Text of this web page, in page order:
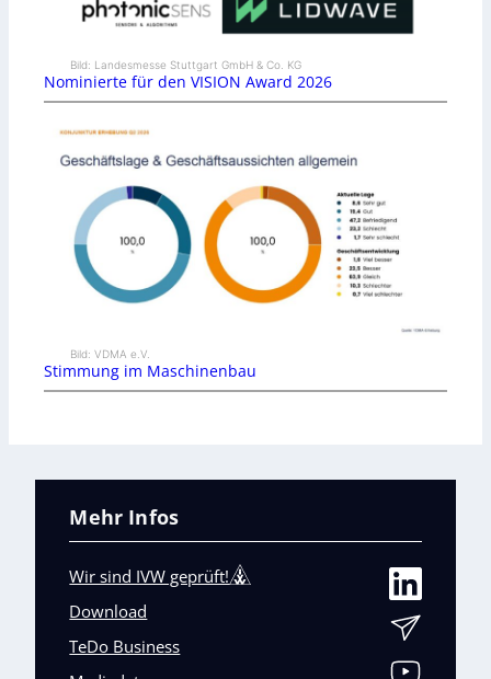
Bild: Landesmesse Stuttgart GmbH & Co. KG
Nominierte für den VISION Award 2026
Bild: VDMA e.V.
Stimmung im Maschinenbau
Mehr Infos
Wir sind IVW geprüft!
Download
TeDo Business